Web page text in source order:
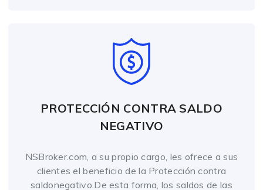
PROTECCIÓN CONTRA SALDO
NEGATIVO
NSBroker.com, a su propio cargo, les ofrece a sus
clientes el beneficio de la Protección contra
saldonegativo.De esta forma, los saldos de las